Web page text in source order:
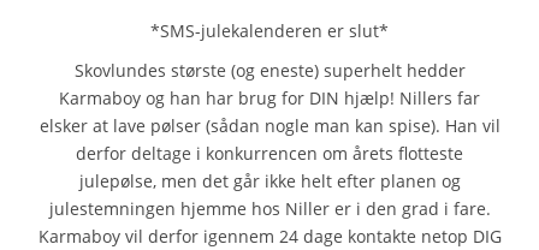
*SMS-julekalenderen er slut*
Skovlundes største (og eneste) superhelt hedder
Karmaboy og han har brug for DIN hjælp! Nillers far
elsker at lave pølser (sådan nogle man kan spise). Han vil
derfor deltage i konkurrencen om årets flotteste
julepølse, men det går ikke helt efter planen og
julestemningen hjemme hos Niller er i den grad i fare.
Karmaboy vil derfor igennem 24 dage kontakte netop DIG